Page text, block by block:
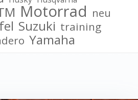
Motorrad neu
Suzuki training
Yamaha